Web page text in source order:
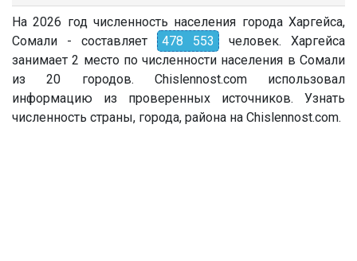
На 2026 год численность населения города Харгейса,
Сомали - составляет
478 553
человек. Харгейса
занимает 2 место по численности населения в Сомали
из 20 городов. Chislennost.com использовал
информацию из проверенных источников. Узнать
численность страны, города, района на Chislennost.com.